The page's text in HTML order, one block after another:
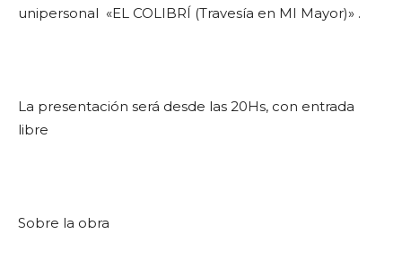
unipersonal «EL COLIBRÍ (Travesía en MI Mayor)» .
La presentación será desde las 20Hs, con entrada
libre
Sobre la obra